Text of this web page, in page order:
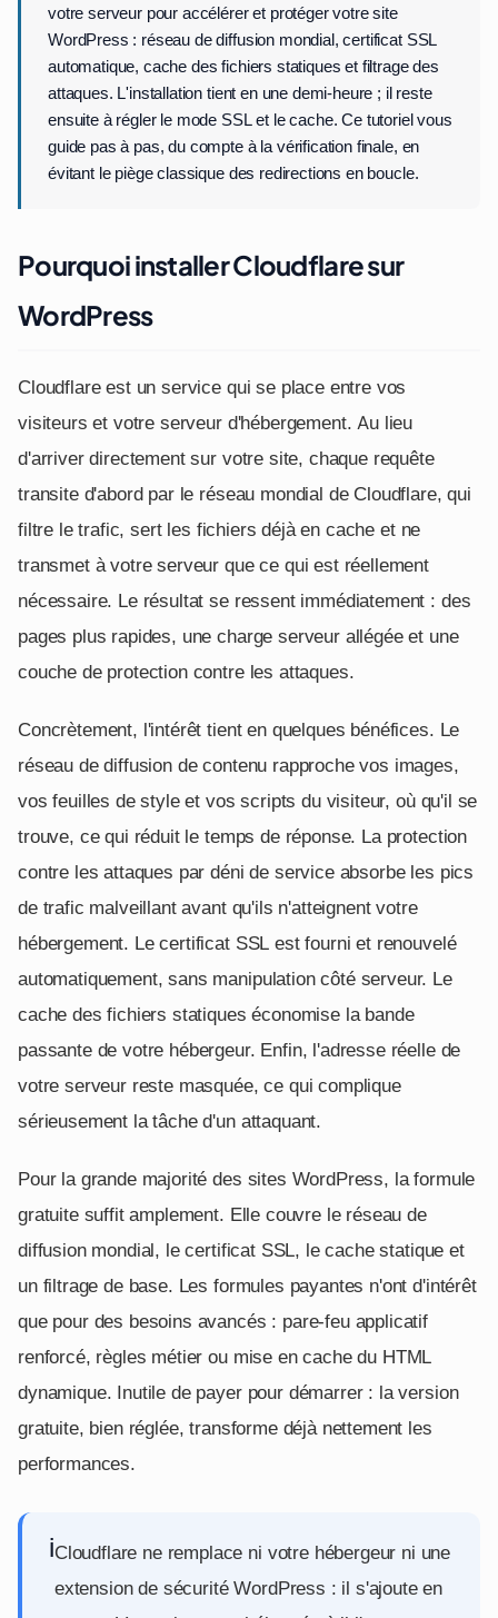
votre serveur pour accélérer et protéger votre site
WordPress : réseau de diffusion mondial, certificat SSL
automatique, cache des fichiers statiques et filtrage des
attaques. L'installation tient en une demi-heure ; il reste
ensuite à régler le mode SSL et le cache. Ce tutoriel vous
guide pas à pas, du compte à la vérification finale, en
évitant le piège classique des redirections en boucle.
Pourquoi installer Cloudflare sur
WordPress
Cloudflare est un service qui se place entre vos
visiteurs et votre serveur d'hébergement. Au lieu
d'arriver directement sur votre site, chaque requête
transite d'abord par le réseau mondial de Cloudflare, qui
filtre le trafic, sert les fichiers déjà en cache et ne
transmet à votre serveur que ce qui est réellement
nécessaire. Le résultat se ressent immédiatement : des
pages plus rapides, une charge serveur allégée et une
couche de protection contre les attaques.
Concrètement, l'intérêt tient en quelques bénéfices. Le
réseau de diffusion de contenu rapproche vos images,
vos feuilles de style et vos scripts du visiteur, où qu'il se
trouve, ce qui réduit le temps de réponse. La protection
contre les attaques par déni de service absorbe les pics
de trafic malveillant avant qu'ils n'atteignent votre
hébergement. Le certificat SSL est fourni et renouvelé
automatiquement, sans manipulation côté serveur. Le
cache des fichiers statiques économise la bande
passante de votre hébergeur. Enfin, l'adresse réelle de
votre serveur reste masquée, ce qui complique
sérieusement la tâche d'un attaquant.
Pour la grande majorité des sites WordPress, la formule
gratuite suffit amplement. Elle couvre le réseau de
diffusion mondial, le certificat SSL, le cache statique et
un filtrage de base. Les formules payantes n'ont d'intérêt
que pour des besoins avancés : pare-feu applicatif
renforcé, règles métier ou mise en cache du HTML
dynamique. Inutile de payer pour démarrer : la version
gratuite, bien réglée, transforme déjà nettement les
performances.
iCloudflare ne remplace ni votre hébergeur ni une
extension de sécurité WordPress : il s'ajoute en